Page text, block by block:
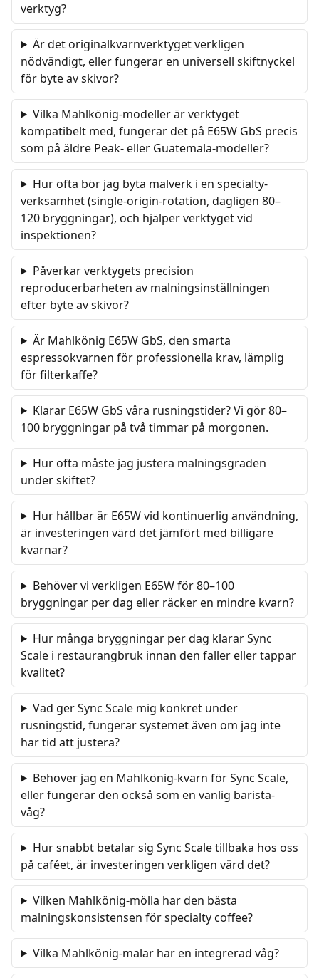
verktyg?
Är det originalkvarnverktyget verkligen
nödvändigt, eller fungerar en universell skiftnyckel
för byte av skivor?
Vilka Mahlkönig-modeller är verktyget
kompatibelt med, fungerar det på E65W GbS precis
som på äldre Peak- eller Guatemala-modeller?
Hur ofta bör jag byta malverk i en specialty-
verksamhet (single-origin-rotation, dagligen 80–
120 bryggningar), och hjälper verktyget vid
inspektionen?
Påverkar verktygets precision
reproducerbarheten av malningsinställningen
efter byte av skivor?
Är Mahlkönig E65W GbS, den smarta
espressokvarnen för professionella krav, lämplig
för filterkaffe?
Klarar E65W GbS våra rusningstider? Vi gör 80–
100 bryggningar på två timmar på morgonen.
Hur ofta måste jag justera malningsgraden
under skiftet?
Hur hållbar är E65W vid kontinuerlig användning,
är investeringen värd det jämfört med billigare
kvarnar?
Behöver vi verkligen E65W för 80–100
bryggningar per dag eller räcker en mindre kvarn?
Hur många bryggningar per dag klarar Sync
Scale i restaurangbruk innan den faller eller tappar
kvalitet?
Vad ger Sync Scale mig konkret under
rusningstid, fungerar systemet även om jag inte
har tid att justera?
Behöver jag en Mahlkönig-kvarn för Sync Scale,
eller fungerar den också som en vanlig barista-
våg?
Hur snabbt betalar sig Sync Scale tillbaka hos oss
på caféet, är investeringen verkligen värd det?
Vilken Mahlkönig-mölla har den bästa
malningskonsistensen för specialty coffee?
Vilka Mahlkönig-malar har en integrerad våg?